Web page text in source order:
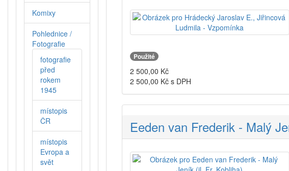
Použité
2 500,00 Kč
2 500,00 Kč s DPH
Eeden van Frederik - Malý
Komixy
Pohlednice /
Fotografie
fotografie
před
rokem
1945
místopis
ČR
místopis
Evropa a
svět